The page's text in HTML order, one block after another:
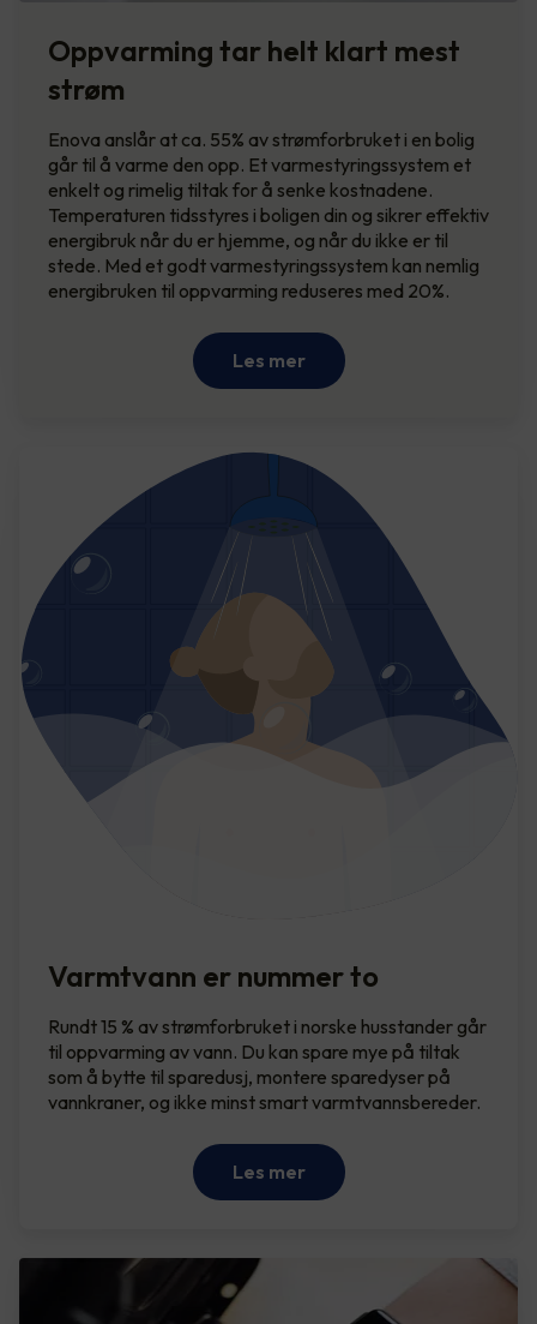
Oppvarming tar helt klart mest
strøm
Enova anslår at ca. 55% av strømforbruket i en bolig
går til å varme den opp. Et varmestyringssystem et
enkelt og rimelig tiltak for å senke kostnadene.
Temperaturen tidsstyres i boligen din og sikrer effektiv
energibruk når du er hjemme, og når du ikke er til
stede. Med et godt varmestyringssystem kan nemlig
energibruken til oppvarming reduseres med 20%.
Les mer
Varmtvann er nummer to
Rundt 15 % av strømforbruket i norske husstander går
til oppvarming av vann. Du kan spare mye på tiltak
som å bytte til sparedusj, montere sparedyser på
vannkraner, og ikke minst smart varmtvannsbereder.
Les mer